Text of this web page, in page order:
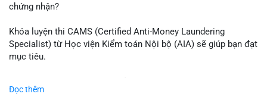
chứng nhận?
Khóa luyện thi CAMS (Certified Anti-Money Laundering
Specialist) từ Học viện Kiểm toán Nội bộ (AIA) sẽ giúp bạn đạt
mục tiêu.
gồm tài liệu toàn diện, câu hỏi thực hành, bài thi thử sát thực
Đọc thêm